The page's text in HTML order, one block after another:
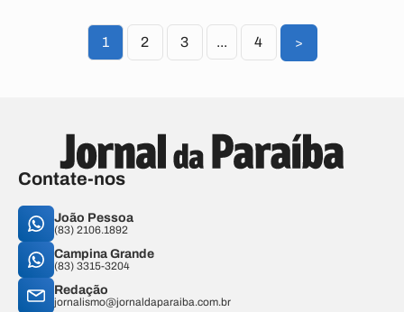
1 2 3 ... 4 >
Contate-nos
João Pessoa
(83) 2106.1892
Campina Grande
(83) 3315-3204
Redação
jornalismo@jornaldaparaiba.com.br